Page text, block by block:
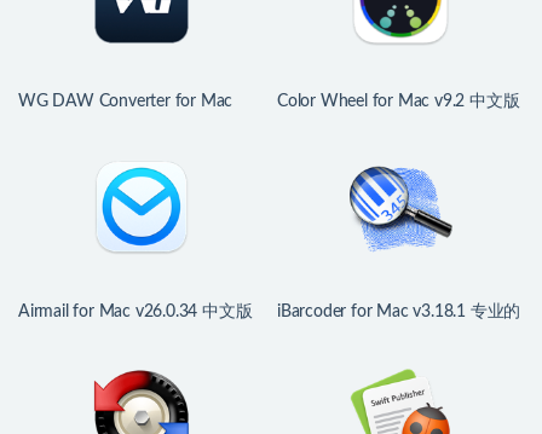
WG DAW Converter for Mac
Color Wheel for Mac v9.2 中文版
Airmail for Mac v26.0.34 中文版
iBarcoder for Mac v3.18.1 专业的